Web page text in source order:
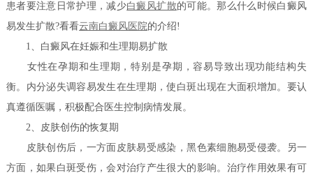
患者要注意日常护理，减少白癜风扩散的可能。那么什么时候白癜风
易发生扩散?看看云南白癜风医院的介绍!
1、白癜风在妊娠和生理期易扩散
女性在孕期和生理期，特别是孕期，容易导致出现功能结构失
衡。内分泌失调容易发生在生理期，使白斑出现在大面积增加。要认
真遵循医嘱，积极配合医生控制病情发展。
2、皮肤创伤的恢复期
皮肤创伤后，一方面皮肤易受感染，黑色素细胞易受侵袭。另一
方面，如果白斑受伤，会对治疗产生很大的影响。治疗作用效果有可